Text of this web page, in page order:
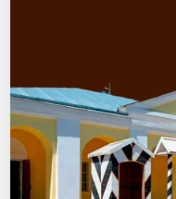
Города
Площадки
Артисты